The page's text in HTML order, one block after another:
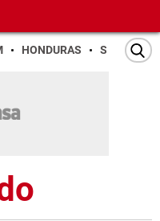
HONDURAS SAN PEDRO